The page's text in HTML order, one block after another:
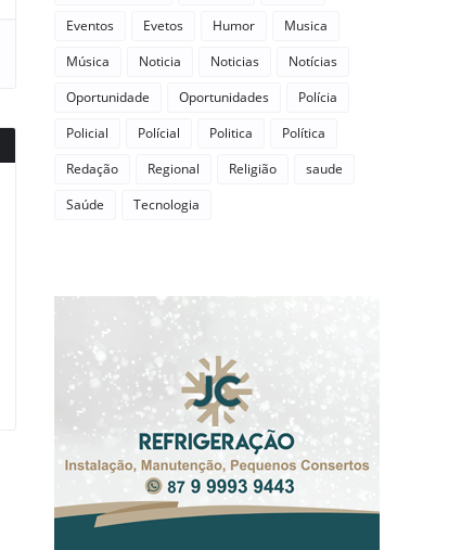
Eventos
Evetos Humor
Musica
Música
Noticia Noticias
Notícias
Oportunidade
Oportunidades
Polícia
Policial
Polícial Politica
Política
Redação
Regional Religião
saude
Saúde
Tecnologia